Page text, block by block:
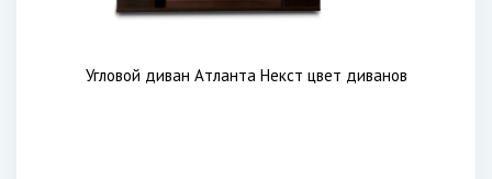
Угловой диван Атланта Некст цвет диванов